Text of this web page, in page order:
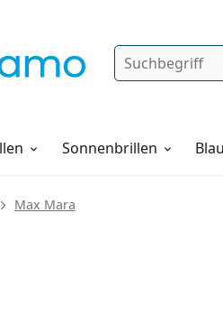
Suche
Sonnenbrillen
Max Mara